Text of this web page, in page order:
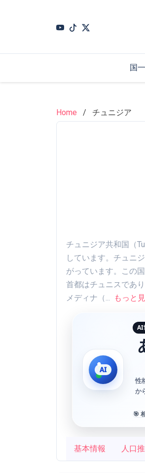
国
Home チュニジア
チュニジア共和国（
しています。チュニ
がっています。この
首都はチュニスであ
メディナ（...
もっと
AI
性
か
🎯
基本情報 人口